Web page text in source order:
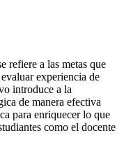
refiere a las metas que
experiencia de
introduce a la
de manera efectiva
para enriquecer lo que
como el docente